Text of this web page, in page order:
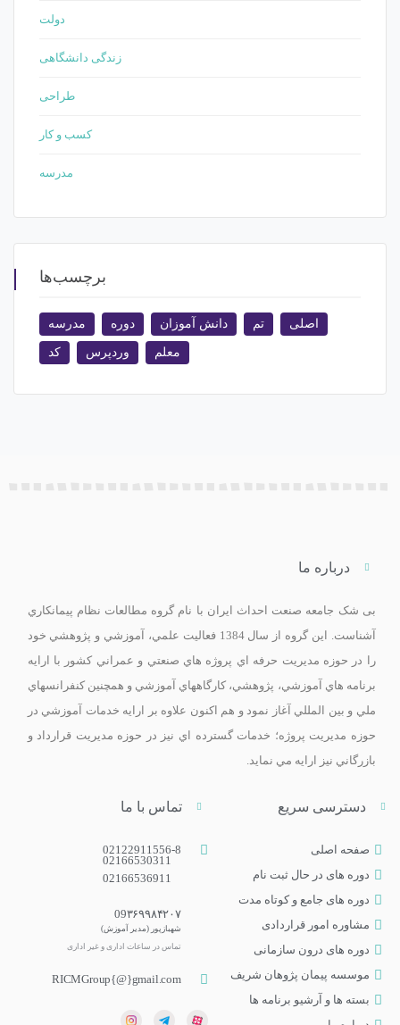
دولت
زندگی دانشگاهی
طراحی
کسب و کار
مدرسه
برچسب‌ها
اصلی تم دانش آموزان دوره مدرسه
معلم وردپرس کد
درباره ما
بی ­شک جامعه صنعت احداث ايران با نام گروه مطالعات نظام پيمانکاري
آشناست. اين گروه از سال 1384 فعاليت علمي، آموزشي و پژوهشي خود
را در حوزه مديريت حرفه اي پروژه هاي صنعتي و عمراني کشور با ارايه
برنامه­ هاي آموزشي، پژوهشي، کارگاه­هاي آموزشي و همچنين کنفرانس­هاي
ملي و بين­ المللي آغاز نمود و هم اکنون علاوه بر ارايه خدمات آموزشي در
حوزه مديريت پروژه؛ خدمات گسترده اي نيز در حوزه مديريت قرارداد و
بازرگاني نيز ارايه مي­ نمايد.
دسترسی سریع
صفحه اصلی
دوره های در حال ثبت نام
دوره‌ های جامع و کوتاه مدت
مشاوره امور قراردادی
دوره های درون سازمانی
موسسه پیمان پژوهان شریف
بسته ها و آرشیو برنامه ها
تماس با ما
02122911556-8
02166530311
02166536911
09۳۶۹۹۸۴۲۰۷
شهبازپور (مدیر آموزش)
تماس در ساعات اداری و غیر اداری​
RICMGroup{@}gmail.com